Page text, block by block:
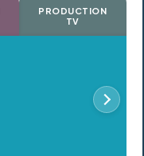
PRODUCTION
TV